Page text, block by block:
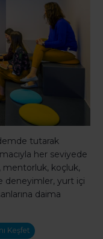
tutarak
her seviyede
mentorluk, koçluk,
deneyimler, yurt içi
daima
Keşfet